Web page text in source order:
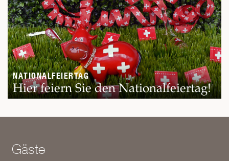
NATIONALFEIERTAG
Hier feiern Sie den Nationalfeiertag!
Gäste